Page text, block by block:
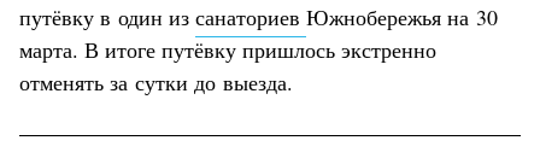
путёвку в один из санаториев Южнобережья на 30
марта. В итоге путёвку пришлось экстренно
отменять за сутки до выезда.